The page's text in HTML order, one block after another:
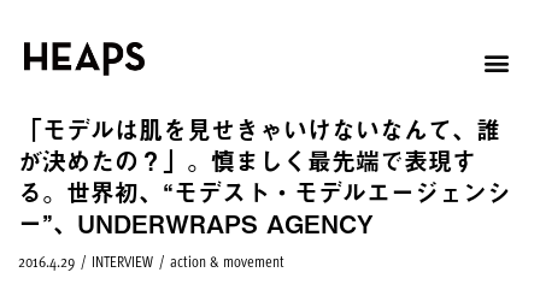
「モデルは肌を見せきゃいけないなんて、誰
が決めたの？」。慎ましく最先端で表現す
る。世界初、“モデスト・モデルエージェンシ
ー”、UNDERWRAPS AGENCY
2016.4.29 / INTERVIEW / action & movement